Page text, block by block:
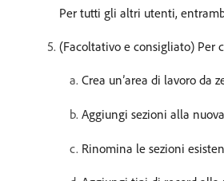
Per tutti gli altri utenti,
(Facoltativo e consigliato) Per
Crea un’area di lavoro da
Aggiungi sezioni alla
Rinomina le sezioni